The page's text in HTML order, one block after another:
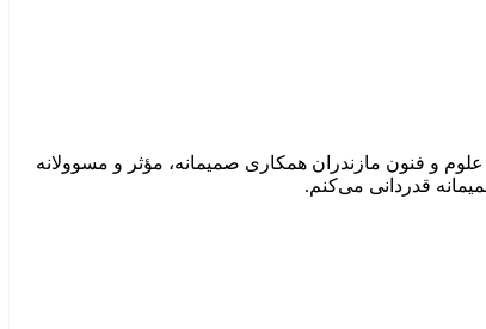
و فنون مازندران همکاری صمیمانه، مؤثر و مسوولانه
قدردانی می‌کنم.